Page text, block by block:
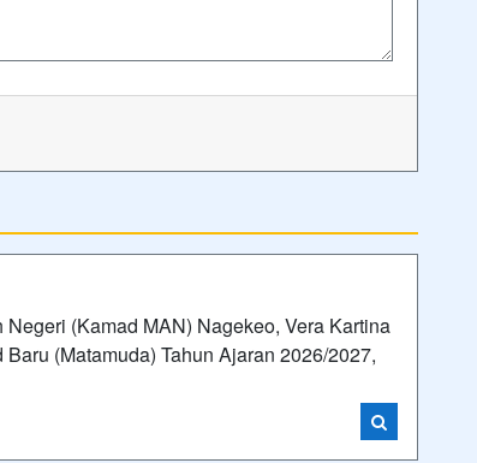
(Kamad MAN) Nagekeo, Vera Kartina
(Matamuda) Tahun Ajaran 2026/2027,